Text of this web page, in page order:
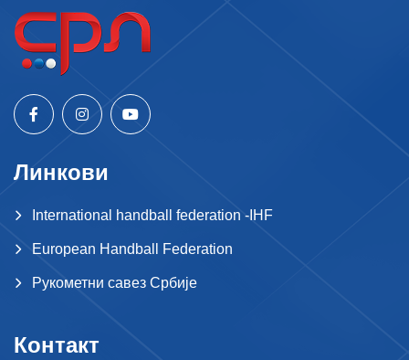
Линкови
International handball federation -IHF
European Handball Federation
Рукометни савез Србије
Контакт